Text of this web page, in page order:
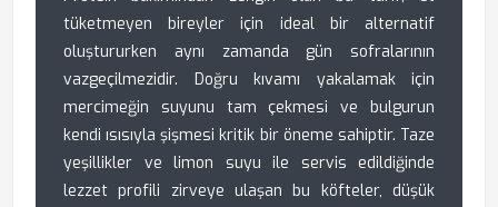
tüketmeyen bireyler için ideal bir alternatif
oluştururken aynı zamanda gün sofralarının
vazgeçilmezidir. Doğru kıvamı yakalamak için
mercimeğin suyunu tam çekmesi ve bulgurun
kendi ısısıyla şişmesi kritik bir öneme sahiptir. Taze
yeşillikler ve limon suyu ile servis edildiğinde
lezzet profili zirveye ulaşan bu köfteler, düşük